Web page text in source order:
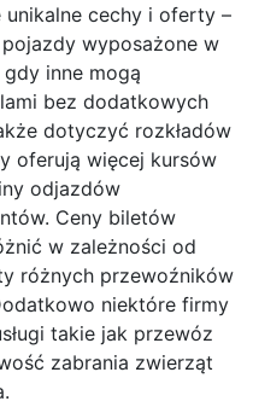
cechy i oferty –
wyposażone w
inne mogą
bez dodatkowych
dotyczyć rozkładów
oferują więcej kursów
odjazdów
Ceny biletów
w zależności od
różnych przewoźników
niektóre firmy
takie jak przewóz
zabrania zwierząt